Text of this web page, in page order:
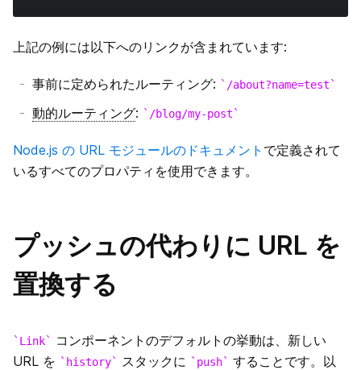
上記の例には以下へのリンクが含まれています:
事前に定められたルーティング: /about?name=test
動的ルーティング: /blog/my-post
Node.js の URL モジュールのドキュメント で定義されて
いるすべてのプロパティを使用できます。
プッシュの代わりに URL を
置換する
Link
コンポーネントのデフォルトの挙動は、新しい
URL を
history スタックに push
することです。以